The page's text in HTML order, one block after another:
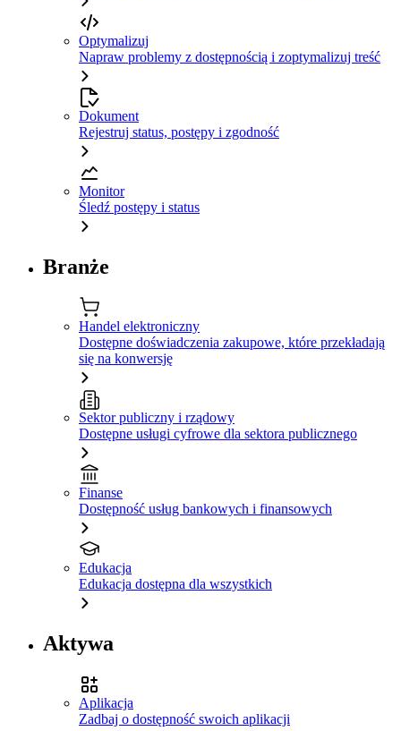
Optymalizuj
Napraw problemy z dostępnością i zoptymalizuj treść
Dokument
Rejestruj status, postępy i zgodność
Monitor
Śledź postępy i status
Branże
Handel elektroniczny
Dostępne doświadczenia zakupowe, które przekładają
się na konwersję
Sektor publiczny i rządowy
Dostępne usługi cyfrowe dla sektora publicznego
Finanse
Dostępność usług bankowych i finansowych
Edukacja
Edukacja dostępna dla wszystkich
Aktywa
Aplikacja
Zadbaj o dostępność swoich aplikacji